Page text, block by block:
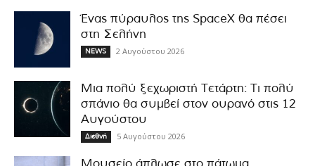
Ένας πύραυλος της SpaceX θα πέσει
στη Σελήνη
NEWS 2 Αυγούστου 2026
Μια πολύ ξεχωριστή Τετάρτη: Τι πολύ
σπάνιο θα συμβεί στον ουρανό στις 12
Αυγούστου
Διεθνή 5 Αυγούστου 2026
Μουσείο άπλωσε στο πάτωμα…